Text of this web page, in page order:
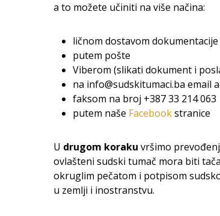
a to možete učiniti na više načina:
ličnom dostavom
putem pošte
Viberom (slikati dokument i
na info@sudskitumaci.ba email
faksom na broj +387 33 214 063
putem naše Facebookstranice
U drugom koraku vršimo
ovlašteni sudski tumač mora biti
okruglim pečatom i potpisom
u zemlji i inostranstvu.